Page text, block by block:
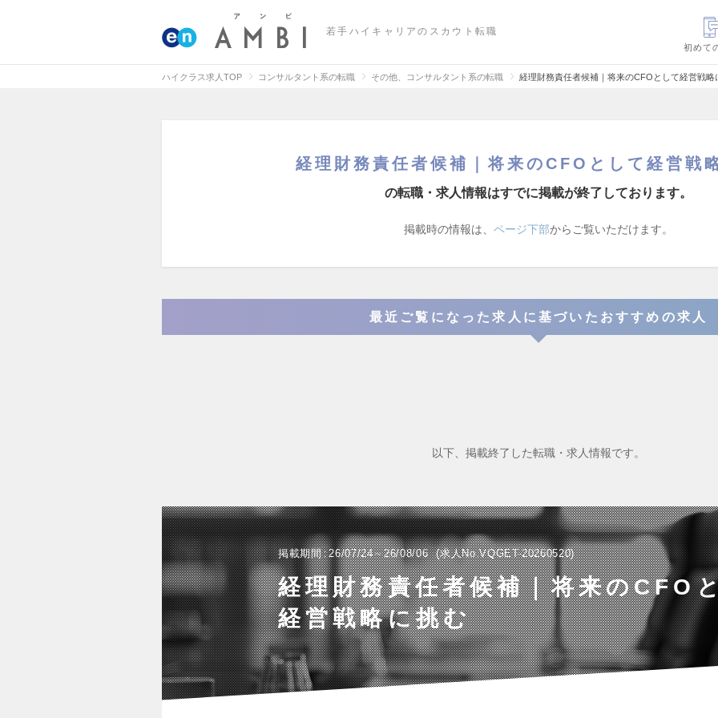
若手ハイキャリアのスカウト転職
初めて
ハイクラス求人TOP コンサルタント系の転職 その他、コンサルタント系の転職 経理財務責任者候補｜将来のCFOとして経営戦略
経理財務責任者候補｜将来のCFOとして経営戦
の転職・求人情報はすでに掲載が終了しております。
掲載時の情報は、 ページ下部からご覧いただけます。
最近ご覧になった求人に基づいたおすすめの求人
以下、掲載終了した転職・求人情報です。
掲載期間 26/07/24～26/08/06 求人No.VQGET-20260520
経理財務責任者候補｜将来のCFO
経営戦略に挑む